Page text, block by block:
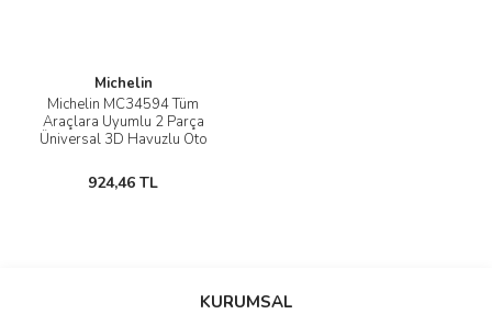
Michelin
Michelin MC34594 Tüm
Araçlara Uyumlu 2 Parça
Üniversal 3D Havuzlu Oto
924,46 TL
KURUMSAL